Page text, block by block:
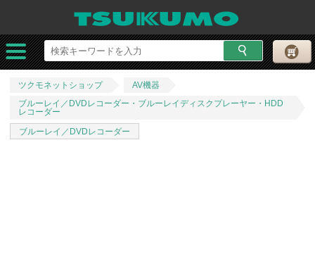
ツクモネットショップ
AV機器
ブルーレイ／DVDレコーダー・ブルーレイディスクプレーヤー・HDD
レコーダー
ブルーレイ／DVDレコーダー